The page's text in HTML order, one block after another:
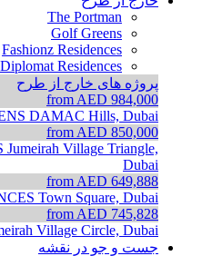
The Portman
Golf Greens
Fashionz Residences
Residences
پروژه های خارج از طرح
from AED 984,000
DAMAC Hills, Dubai
from AED 850,000
Jumeirah Village Triangle,
Dubai
from AED 649,888
Town Square, Dubai
from AED 745,828
Village Circle, Dubai
جست و جو در نقشه